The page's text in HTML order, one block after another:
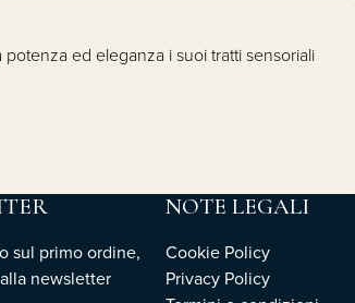
ed eleganza i suoi tratti sensoriali
sul primo ordine,
alla newsletter
NOTE LEGALI
Cookie Policy
Privacy Policy